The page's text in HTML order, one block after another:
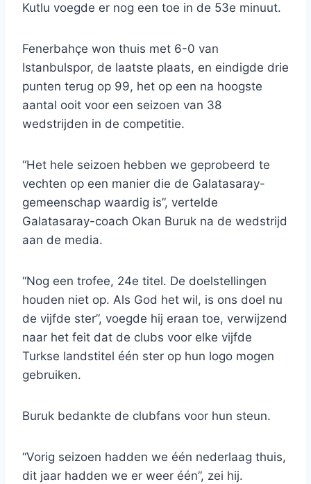
Kutlu voegde er nog een toe in de 53e minuut.
Fenerbahçe won thuis met 6-0 van
Istanbulspor, de laatste plaats, en eindigde drie
punten terug op 99, het op een na hoogste
aantal ooit voor een seizoen van 38
wedstrijden in de competitie.
“Het hele seizoen hebben we geprobeerd te
vechten op een manier die de Galatasaray-
gemeenschap waardig is”, vertelde
Galatasaray-coach Okan Buruk na de wedstrijd
aan de media.
“Nog een trofee, 24e titel. De doelstellingen
houden niet op. Als God het wil, is ons doel nu
de vijfde ster”, voegde hij eraan toe, verwijzend
naar het feit dat de clubs voor elke vijfde
Turkse landstitel één ster op hun logo mogen
gebruiken.
Buruk bedankte de clubfans voor hun steun.
“Vorig seizoen hadden we één nederlaag thuis,
dit jaar hadden we er weer één”, zei hij.